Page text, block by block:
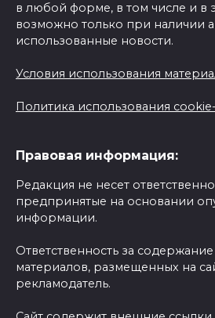
в любой форме, в том числе и в
возможно только при наличии
использованные новости.
Условия использования
Политика использования
Правовая информация:
Редакция не несет
предпринятые на основании
информации.
Ответственность за
материалов, размещенных на
рекламодатель.